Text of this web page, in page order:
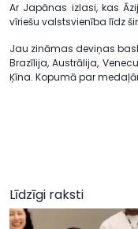
Ar Japānas izlasi, kas
vīriešu valstsvienība līdz
Jau zināmas deviņas
Brazīlija, Austrālija,
Ķīna. Kopumā par
Līdzīgi raksti